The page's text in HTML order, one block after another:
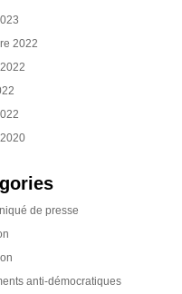
2022
de presse
anti-démocratiques